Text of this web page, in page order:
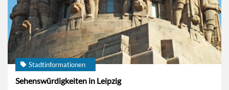
Stadtinformationen
Sehenswürdigkeiten in Leipzig